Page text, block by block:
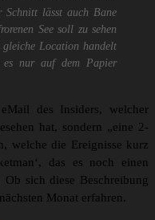
Schnitt lässt auch Bane
See soll zu sehen
Location handelt
nur auf dem Papier
des Insiders, welcher
hat, sondern „eine 2-
welche die Ereignisse kurz
das es noch einen
sich diese Beschreibung
Monat erfahren.